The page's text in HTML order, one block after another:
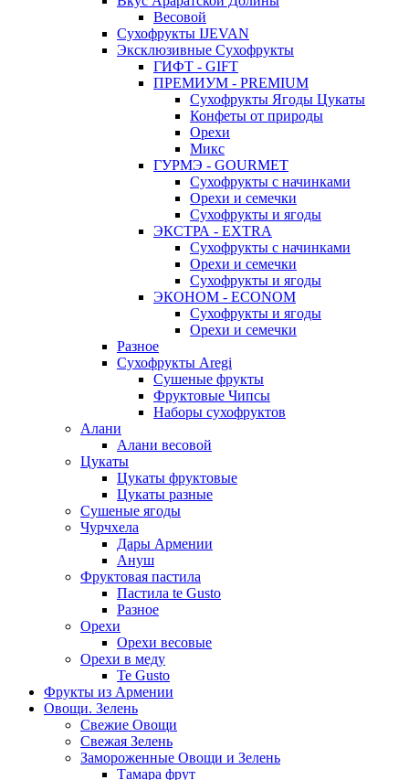
Весовой
Сухофрукты IJEVAN
Эксклюзивные Сухофрукты
ГИФТ - GIFT
ПРЕМИУМ - PREMIUM
Сухофрукты Ягоды Цукаты
Конфеты от природы
Орехи
Микс
ГУРМЭ - GOURMET
Сухофрукты с начинками
Орехи и семечки
Сухофрукты и ягоды
ЭКСТРА - EXTRA
Сухофрукты с начинками
Орехи и семечки
Сухофрукты и ягоды
ЭКОНОМ - ECONOM
Сухофрукты и ягоды
Орехи и семечки
Разное
Сухофрукты Aregi
Сушеные фрукты
Фруктовые Чипсы
Наборы сухофруктов
Алани
Алани весовой
Цукаты
Цукаты фруктовые
Цукаты разные
Сушеные ягоды
Чурчхела
Дары Армении
Ануш
Фруктовая пастила
Пастила te Gusto
Разное
Орехи
Орехи весовые
Орехи в меду
Te Gusto
Фрукты из Армении
Овощи. Зелень
Свежие Овощи
Свежая Зелень
Замороженные Овощи и Зелень
Тамара фрут